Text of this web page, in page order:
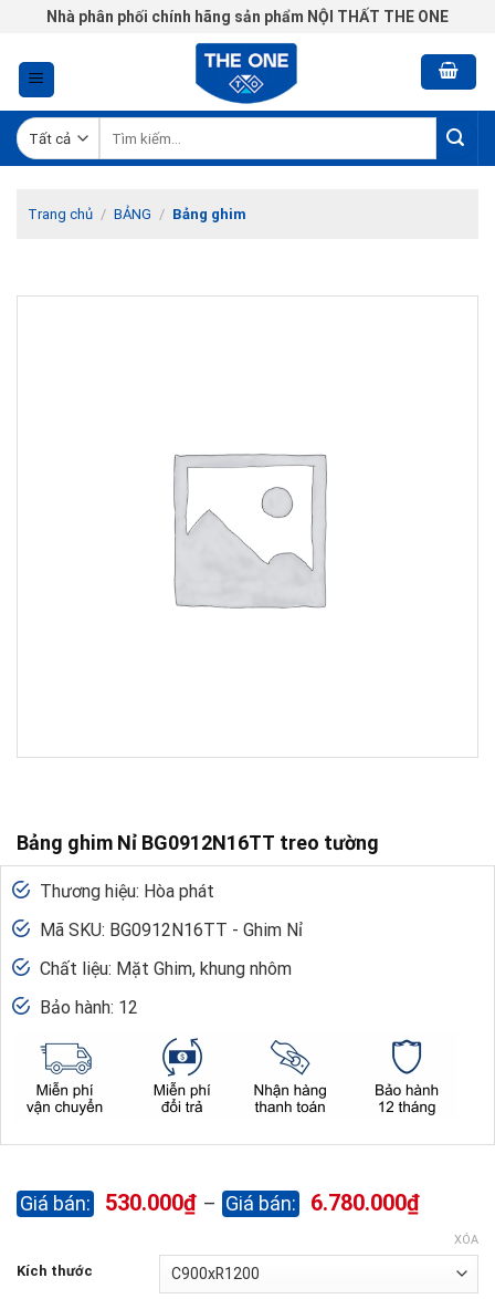
Chuyển
nội
dung
Nhà phân phối chính hãng sản phẩm NỘI THẤT THE ONE
kiếm:
Trang chủ / BẢNG / Bảng ghim
Bảng ghim Nỉ BG0912N16TT treo tường
Thương hiệu: Hòa phát
Mã SKU: BG0912N16TT - Ghim Nỉ
Chất liệu: Mặt Ghim, khung nhôm
Bảo hành: 12
530.000₫ – 6.780.000₫Khoảng
Kích thước
XÓA